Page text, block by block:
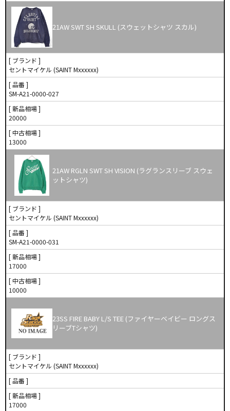
21AW SWT SH SKULL (スウェットシャツ スカル)
[ ブランド ]
セントマイケル (SAINT Mxxxxxx)
[ 品番 ]
SM-A21-0000-027
[ 新品相場 ]
20000
[ 中古相場 ]
13000
21AW RGLN SWT SH VISION (ラグランスリーブ スウェ
ットシャツ)
[ ブランド ]
セントマイケル (SAINT Mxxxxxx)
[ 品番 ]
SM-A21-0000-031
[ 新品相場 ]
17000
[ 中古相場 ]
10000
23SS FIRE BABY L/S TEE (ファイヤーベイビー ロングス
リーブTシャツ)
[ ブランド ]
セントマイケル (SAINT Mxxxxxx)
[ 品番 ]
[ 新品相場 ]
17000